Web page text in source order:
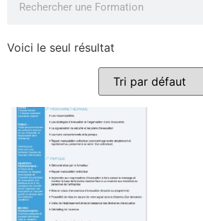
Voici le seul résultat